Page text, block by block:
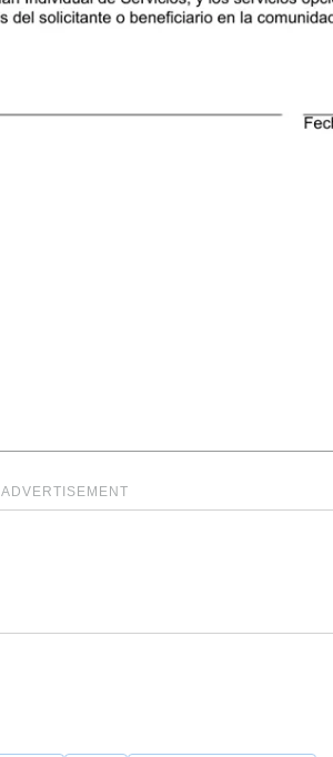
ADVERTISEMENT